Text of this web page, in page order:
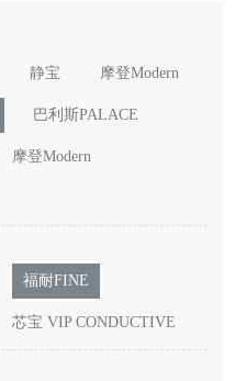
静宝 摩登Modern
巴利斯PALACE
摩登Modern
福耐FINE
芯宝 VIP CONDUCTIVE